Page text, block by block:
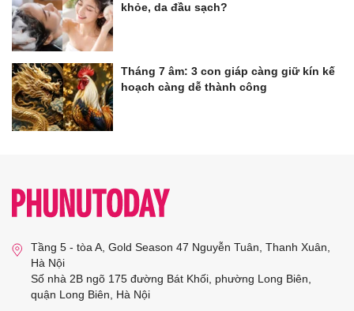
khỏe, da đầu sạch?
Tháng 7 âm: 3 con giáp càng giữ kín kế
hoạch càng dễ thành công
Tầng 5 - tòa A, Gold Season 47 Nguyễn Tuân, Thanh Xuân,
Hà Nội
Số nhà 2B ngõ 175 đường Bát Khối, phường Long Biên,
quận Long Biên, Hà Nội